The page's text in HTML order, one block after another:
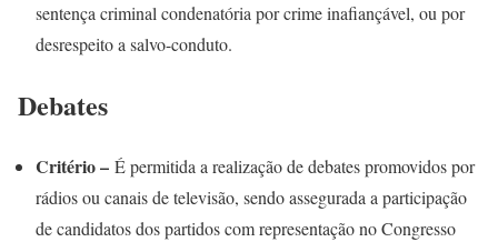
sentença criminal condenatória por crime inafiançável, ou por
desrespeito a salvo-conduto.
Debates
Critério – É permitida a realização de debates promovidos por
rádios ou canais de televisão, sendo assegurada a participação
de candidatos dos partidos com representação no Congresso